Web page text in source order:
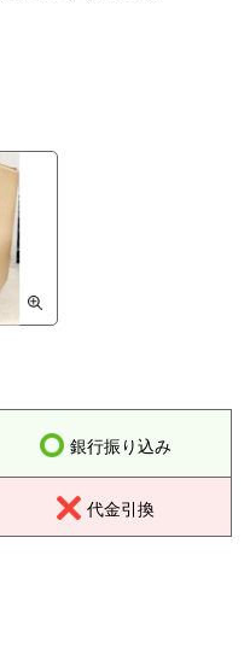
銀行振り込み
代金引換